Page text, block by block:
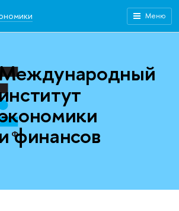
Меню
финансов